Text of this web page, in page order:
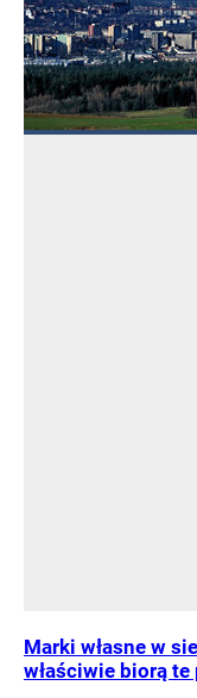
Marki własne w
właściwie biorą